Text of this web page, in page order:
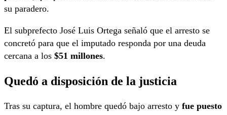
su paradero.
El subprefecto José Luis Ortega señaló que el arresto se
concretó para que el imputado responda por una deuda
cercana a los $51 millones.
Quedó a disposición de la justicia
Tras su captura, el hombre quedó bajo arresto y fue puesto